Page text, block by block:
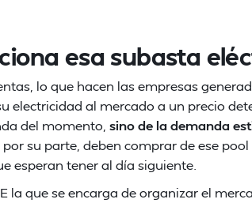
esa subasta
lo que hacen las empresas
electricidad al mercado a un precio
del momento, sino de la demanda
su parte, deben comprar de ese
esperan tener al día siguiente.
la que se encarga de organizar el